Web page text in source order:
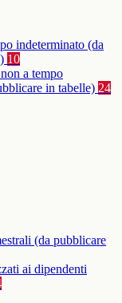
indeterminato (da
10
a tempo
in tabelle) 24
(da pubblicare
ai dipendenti